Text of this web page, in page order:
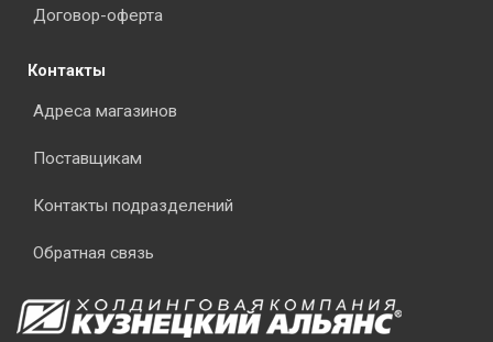
Договор-оферта
Контакты
Адреса магазинов
Поставщикам
Контакты подразделений
Обратная связь